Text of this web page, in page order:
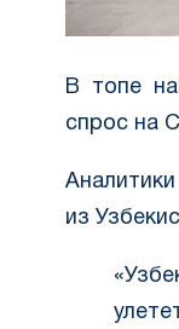
В топе
спрос на
из